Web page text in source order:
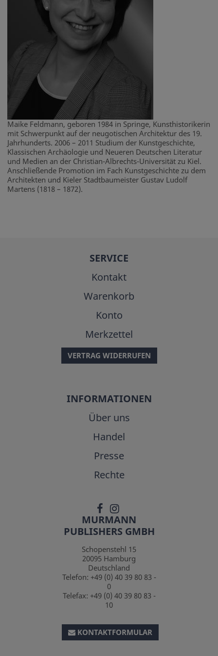
Maike Feldmann, geboren 1984 in Springe, Kunsthistorikerin
mit Schwerpunkt auf der neugotischen Architektur des 19.
Jahrhunderts. 2006 – 2011 Studium der Kunstgeschichte,
Klassischen Archäologie und Neueren Deutschen Literatur
und Medien an der Christian-Albrechts-Universität zu Kiel.
Anschließende Promotion im Fach Kunstgeschichte zu dem
Architekten und Kieler Stadtbaumeister Gustav Ludolf
Martens (1818 – 1872).
SERVICE
Kontakt
Warenkorb
Konto
Merkzettel
VERTRAG WIDERRUFEN
INFORMATIONEN
Über uns
Handel
Presse
Rechte
MURMANN
PUBLISHERS GMBH
Schopenstehl 15
20095 Hamburg
Deutschland
Telefon: +49 (0) 40 39 80 83 -
0
Telefax: +49 (0) 40 39 80 83 -
10
KONTAKTFORMULAR